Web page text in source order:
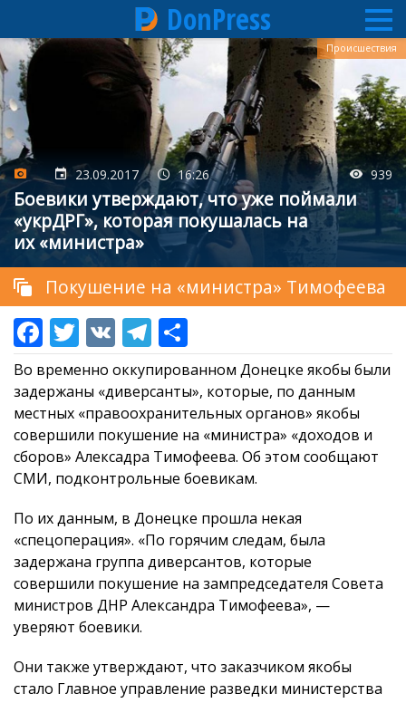
Перейти
к
основному
содержанию
DonPress
23.09.2017 16:26 939
Боевики утверждают, что уже поймали
«укрДРГ», которая покушалась на
их «министра»
Происшествия
Покушение на «министра» Тимофеева
Во временно оккупированном Донецке якобы были
задержаны «диверсанты», которые, по данным
местных «правоохранительных органов» якобы
совершили покушение на «министра» «доходов и
сборов» Алексадра Тимофеева. Об этом сообщают
СМИ, подконтрольные боевикам.
По их данным, в Донецке прошла некая
«спецоперация». «По горячим следам, была
задержана группа диверсантов, которые
совершили покушение на зампредседателя Совета
министров ДНР Александра Тимофеева», —
уверяют боевики.
Они также утверждают, что заказчиком якобы
стало Главное управление разведки министерства